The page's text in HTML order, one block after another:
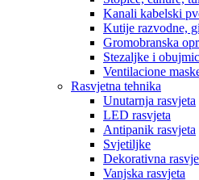
Kanali kabelski
Kutije razvodne,
Gromobranska
Stezaljke i
Ventilacione
Rasvjetna tehnika
Unutarnja rasvjeta
LED rasvjeta
Antipanik rasvjeta
Svjetiljke
Dekorativna
Vanjska rasvjeta